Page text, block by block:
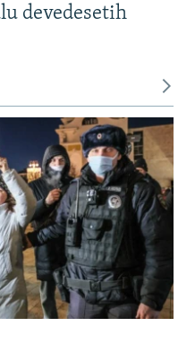
devedesetih